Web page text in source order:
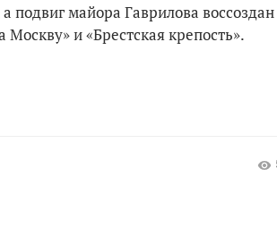
подвиг майора Гаврилова
и «Брестская крепость».